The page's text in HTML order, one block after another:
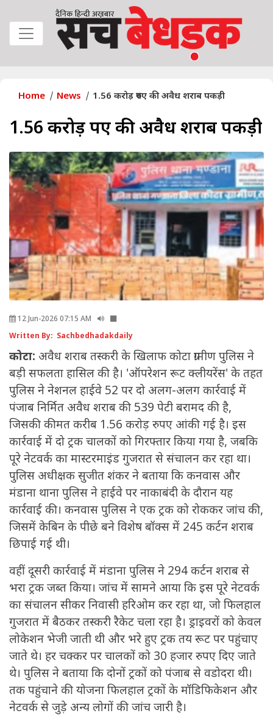
Home News 1.56 करोड़ रुपए की अवैध शराब पकड़ी
1.56 करोड़ रुपए की अवैध शराब पकड़ी
12 Jun-2026 07:15 AM
Written By: Sachbedhadakdaily
कोटा: अवैध शराब तस्करी के खिलाफ कोटा ग्रामीण पुलिस ने
बड़ी सफलता हासिल की है। 'ऑपरेशन रूट क्लीयरेंस' के तहत
पुलिस ने नेशनल हाईवे 52 पर दो अलग-अलग कार्रवाई में
पंजाब निर्मित अवैध शराब की 539 पेटी बरामद की है,
जिसकी कीमत करीब 1.56 करोड़ रुपए आंकी गई है। इस
कार्रवाई में दो ट्रक चालकों को गिरफ्तार किया गया है, जबकि
पूरे नेटवर्क का मास्टरमाइंड गुजरात से संचालन कर रहा था।
पुलिस अधीक्षक सुजीत शंकर ने बताया कि कनवास और
मंडाना थाना पुलिस ने हाईवे पर नाकाबंदी के दौरान यह
कार्रवाई की। कनवास पुलिस ने एक ट्रक को रोककर जांच की,
जिसमें केबिन के पीछे बने विशेष बॉक्स में 245 कर्टन शराब
छिपाई गई थी।
वहीं दूसरी कार्रवाई में मंडाना पुलिस ने 294 कर्टन शराब से
भरा ट्रक जब्त किया। जांच में सामने आया कि इस पूरे नेटवर्क
का संचालन सीकर निवासी हरिओम कर रहा था, जो फिलहाल
गुजरात में बैठकर तस्करी रैकेट चला रहा है। ड्राइवरों को केवल
लोकेशन भेजी जाती थी और भरे हुए ट्रक तय रूट पर पहुंचाए
जाते थे। हर चक्कर पर चालकों को 30 हजार रुपए दिए जाते
थे। पुलिस ने बताया कि दोनों ट्रकों को पंजाब से वडोदरा थी।
तक पहुंचाने की योजना फिलहाल ट्रकों के मॉडिफिकेशन और
नेटवर्क से जुड़े अन्य लोगों की जांच जारी है।